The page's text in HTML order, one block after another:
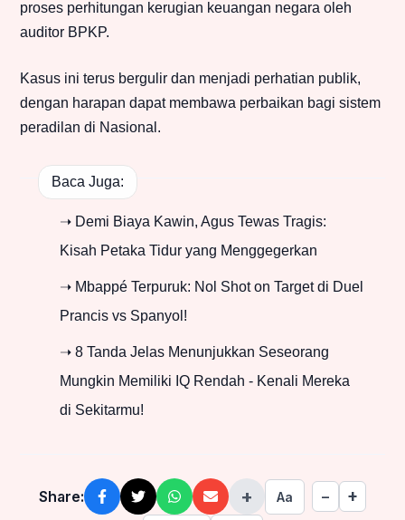
proses perhitungan kerugian keuangan negara oleh
auditor BPKP.
Kasus ini terus bergulir dan menjadi perhatian publik,
dengan harapan dapat membawa perbaikan bagi sistem
peradilan di Nasional.
Baca Juga:
➝ Demi Biaya Kawin, Agus Tewas Tragis:
Kisah Petaka Tidur yang Menggegerkan
➝ Mbappé Terpuruk: Nol Shot on Target di Duel
Prancis vs Spanyol!
➝ 8 Tanda Jelas Menunjukkan Seseorang
Mungkin Memiliki IQ Rendah - Kenali Mereka
di Sekitarmu!
Share: + Aa − +